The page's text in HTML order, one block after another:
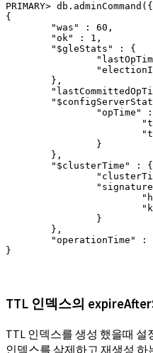
PRIMARY>
{
        "was" : 60,
        "ok" : 1,
        "$gleStats" : {
        },
"opTime" :
                }
        },
        "$clusterTime" : {
                }
        },
"operationTime" :
}
TTL 인덱스의
TTL 인덱스를 생성 했을때
인덱스를 삭제하고 재생성